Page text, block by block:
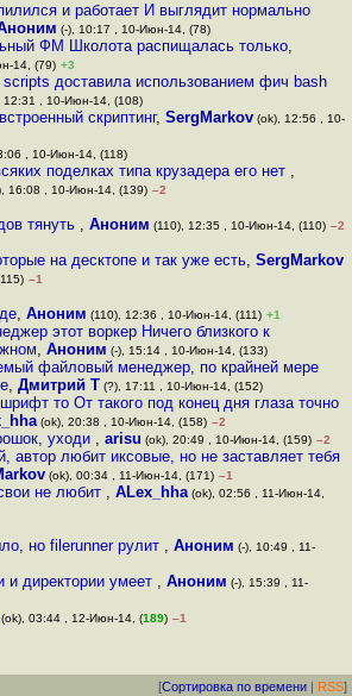
и работает И выглядит нормально
(-), 10:17 , 10-Июн-14, (78)
ФМ Школота распищалась только,
14, (79) +3
доставила использованием фич bash
12:31 , 10-Июн-14, (108)
скриптинг, SergMarkov(ok), 12:56 , 10-
, 10-Июн-14, (118)
поделках типа крузадера его нет ,
16:08 , 10-Июн-14, (139) –2
тянуть ,Аноним (110), 12:35 , 10-Июн-14, (110) –2
на десктопе и так уже есть, SergMarkov
–1
,Аноним (110), 12:36 , 10-Июн-14, (111) +1
этот воркер Ничего близкого к
,Аноним (-), 15:14 , 10-Июн-14, (133)
файловый менеджер, по крайней мере
,Дмитрий Т (?), 17:11 , 10-Июн-14, (152)
то От такого под конец дня глаза точно
(ok), 20:38 , 10-Июн-14, (158) –2
уходи , arisu (ok), 20:49 , 10-Июн-14, (159) –2
автор любит иксовые, но не заставляет тебя
(ok), 00:34 , 11-Июн-14, (171) –1
не любит , ALex_hha(ok), 02:56 , 11-Июн-14,
но filerunner рулит ,Аноним (-), 10:49 , 11-
и директории умеет ,Аноним (-), 15:39 , 11-
03:44 , 12-Июн-14, (189) –1
[Сортировка по времени | RSS]